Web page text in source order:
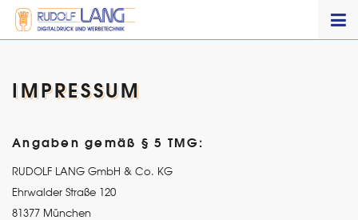
IMPRESSUM
Angaben gemäß § 5 TMG:
RUDOLF LANG GmbH & Co. KG
Ehrwalder Straße 120
81377 München